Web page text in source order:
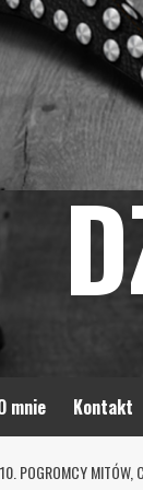
mnie Kontakt
POGROMCY MITÓW,